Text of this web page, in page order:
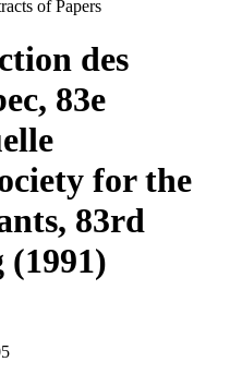
of Papers
des
83e
for the
83rd